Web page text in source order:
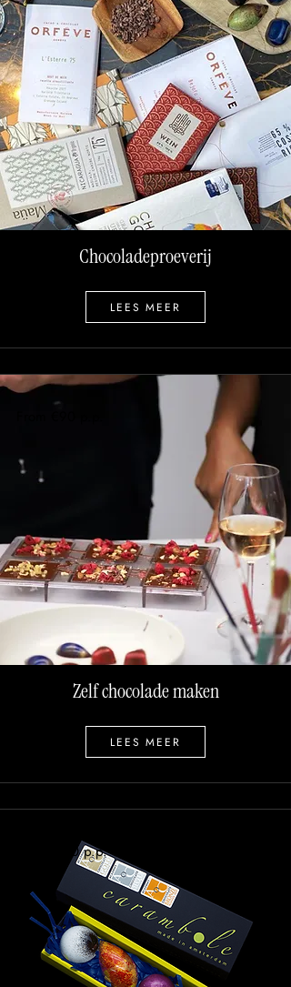
Chocoladeproeverij
LEES MEER
Zelf chocolade maken
LEES MEER
From €120 p.p.